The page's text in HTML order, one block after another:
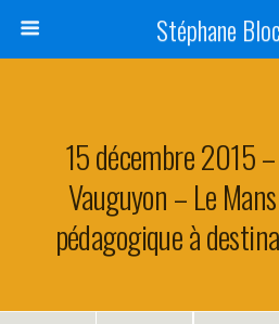
Stéphane
15 décembre 2015
Vauguyon – Le
pédagogique à